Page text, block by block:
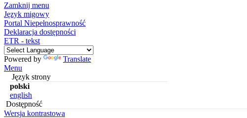
Zamknij menu
Język migowy
Portal Niepełnosprawność
Deklaracja dostępności
ETR - tekst
Powered by
Translate
Menu
Język strony
polski
english
Dostępność
Wersja kontrastowa